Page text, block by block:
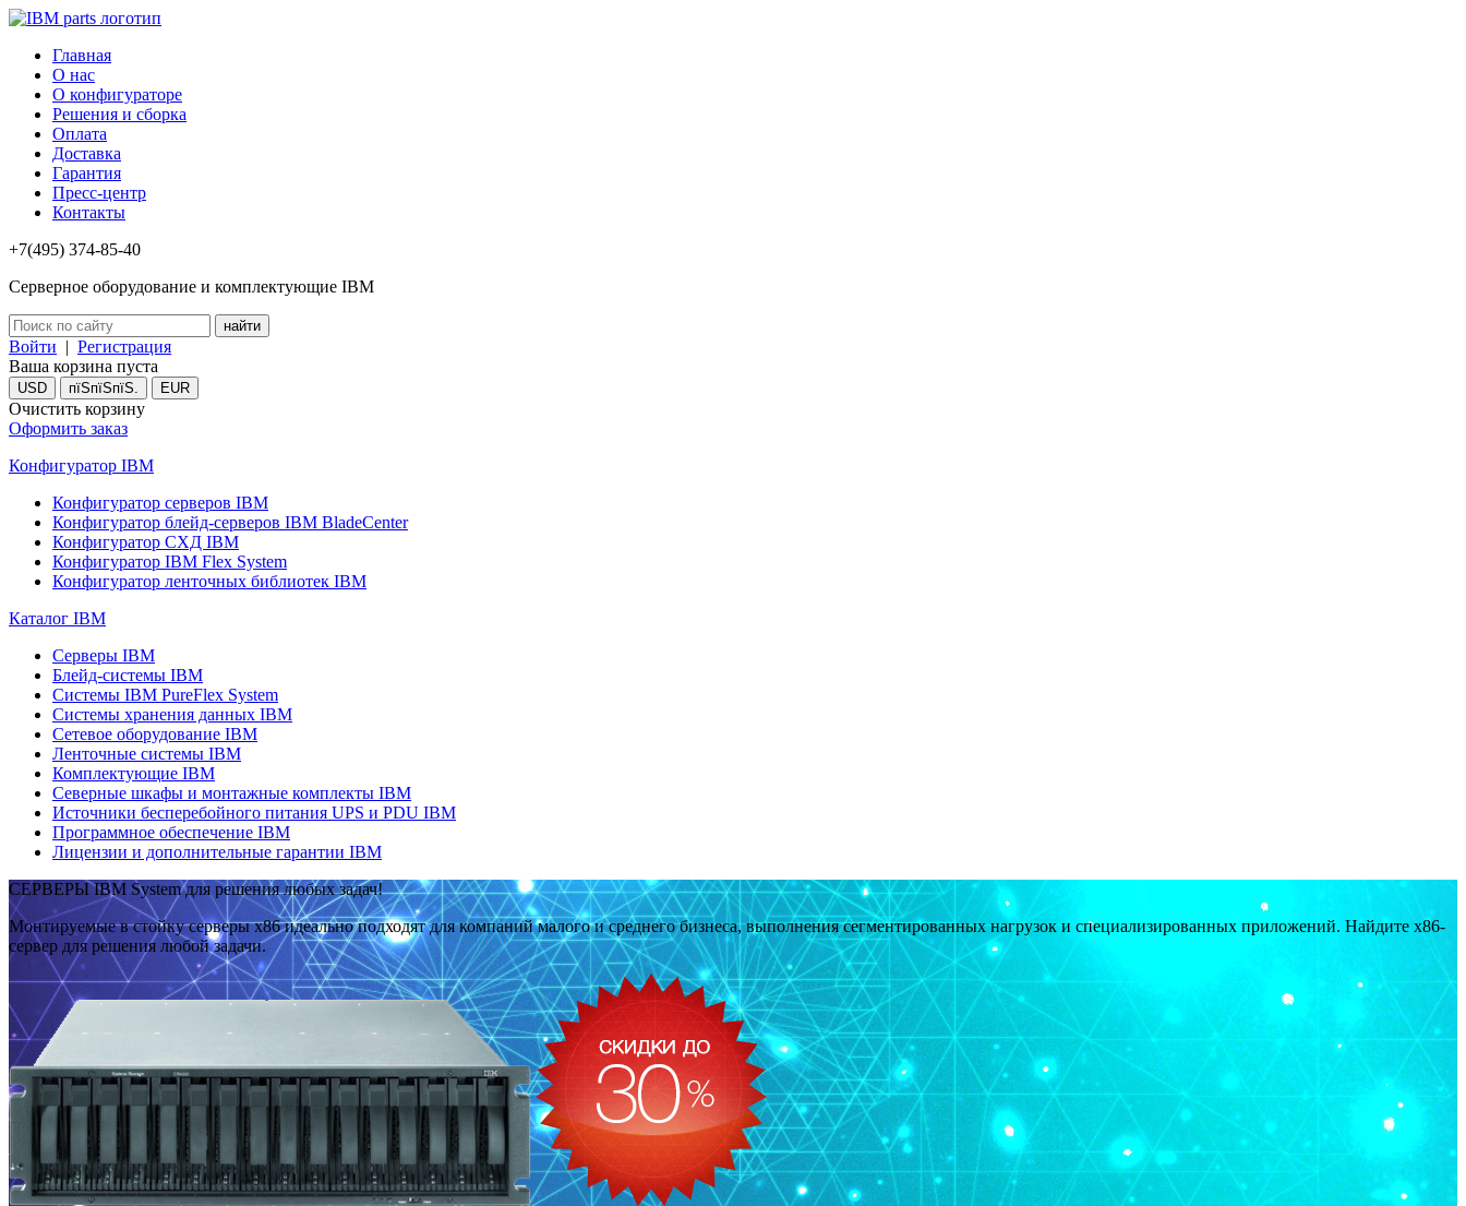
Главная
О нас
О конфигураторе
Решения и сборка
Оплата
Доставка
Гарантия
Пресс-центр
Контакты
+7(495) 374-85-40
Серверное оборудование и комплектующие IBM
Войти | Регистрация
Ваша корзина пуста
USD пїЅпїЅпїЅ. EUR
Очистить корзину
Оформить заказ
Конфигуратор IBM
Конфигуратор серверов IBM
Конфигуратор блейд-серверов IBM BladeCenter
Конфигуратор СХД IBM
Конфигуратор IBM Flex System
Конфигуратор ленточных библиотек IBM
Каталог IBM
Серверы IBM
Блейд-системы IBM
Системы IBM PureFlex System
Системы хранения данных IBM
Сетевое оборудование IBM
Ленточные системы IBM
Комплектующие IBM
Северные шкафы и монтажные комплекты IBM
Источники бесперебойного питания UPS и PDU IBM
Программное обеспечение IBM
Лицензии и дополнительные гарантии IBM
СЕРВЕРЫ IBM System для решения любых задач!
Монтируемые в стойку серверы x86 идеально подходят для компаний малого и среднего бизнеса, выполнения сегментированных нагрузок и специализированных приложений. Найдите x86-
сервер для решения любой задачи.